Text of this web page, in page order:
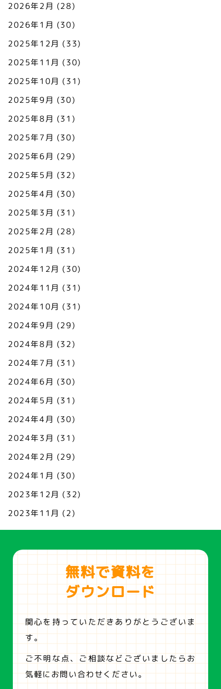
2026年2月 (28)
2026年1月 (30)
2025年12月 (33)
2025年11月 (30)
2025年10月 (31)
2025年9月 (30)
2025年8月 (31)
2025年7月 (30)
2025年6月 (29)
2025年5月 (32)
2025年4月 (30)
2025年3月 (31)
2025年2月 (28)
2025年1月 (31)
2024年12月 (30)
2024年11月 (31)
2024年10月 (31)
2024年9月 (29)
2024年8月 (32)
2024年7月 (31)
2024年6月 (30)
2024年5月 (31)
2024年4月 (30)
2024年3月 (31)
2024年2月 (29)
2024年1月 (30)
2023年12月 (32)
2023年11月 (2)
無料で資料を
ダウンロード
関心を持っていただきありがとうございま
す。
ご不明な点、ご相談などございましたらお
気軽にお問い合わせください。